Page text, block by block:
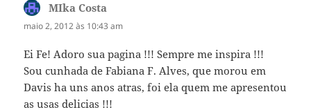
MIka Costa
maio 2, 2012 às 10:43 am
Ei Fe! Adoro sua pagina !!! Sempre me inspira !!!
Sou cunhada de Fabiana F. Alves, que morou em
Davis ha uns anos atras, foi ela quem me apresentou
as usas delicias !!!